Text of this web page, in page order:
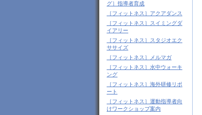
グ］指導者育成
［フィットネス］アクアダンス
［フィットネス］スイミングダ
イアリー
［フィットネス］スタジオエク
ササイズ
［フィットネス］メルマガ
［フィットネス］水中ウォーキ
ング
［フィットネス］海外研修リポ
ート
［フィットネス］運動指導者向
けワークショップ案内